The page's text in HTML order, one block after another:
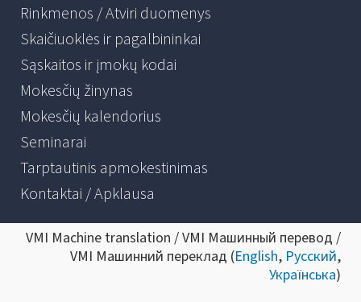
Rinkmenos / Atviri duomenys
Skaičiuoklės ir pagalbininkai
Sąskaitos ir įmokų kodai
Mokesčių žinynas
Mokesčių kalendorius
Seminarai
Tarptautinis apmokestinimas
Kontaktai / Apklausa
VMI Machine translation / VMI Машинный перевод /
VMI Машинний переклад (English, Русский,
Українська)